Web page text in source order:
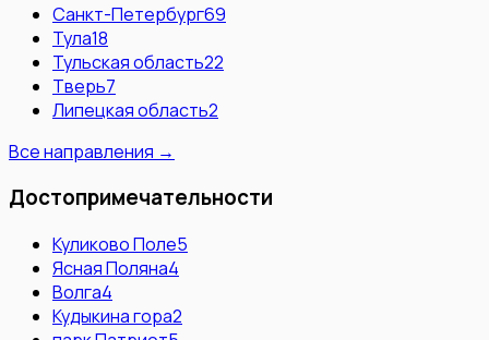
Санкт-Петербург69
Тула18
Тульская область22
Тверь7
Липецкая область2
Все направления →
Достопримечательности
Куликово Поле5
Ясная Поляна4
Волга4
Кудыкина гора2